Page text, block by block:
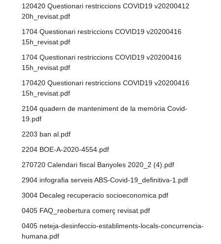
120420 Questionari restriccions COVID19 v20200412
20h_revisat.pdf
1704 Questionari restriccions COVID19 v20200416
15h_revisat.pdf
1704 Questionari restriccions COVID19 v20200416
15h_revisat.pdf
170420 Questionari restriccions COVID19 v20200416
15h_revisat.pdf
2104 quadern de manteniment de la memòria Covid-
19.pdf
2203 ban al.pdf
2204 BOE-A-2020-4554.pdf
270720 Calendari fiscal Banyoles 2020_2 (4).pdf
2904 infografia serveis ABS-Covid-19_definitiva-1.pdf
3004 Decaleg recuperacio socioeconomica.pdf
0405 FAQ_reobertura comerç revisat.pdf
0405 neteja-desinfeccio-establiments-locals-concurrencia-
humana.pdf